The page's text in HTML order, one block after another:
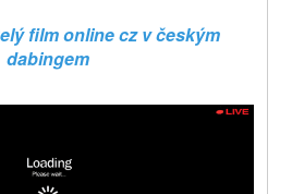
film online cz v českým
dabingem